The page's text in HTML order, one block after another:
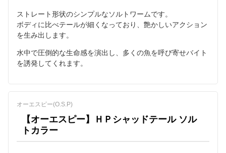
ストレート形状のシンプルなソルトワームです。
ボディに比べテールが細くなっており、艶かしいアクション
を生み出します。
水中で圧倒的な生命感を演出し、多くの魚を呼び寄せバイト
を誘発してくれます。
オーエスピー(O.S.P)
【オーエスピー】ＨＰシャッドテール ソル
トカラー